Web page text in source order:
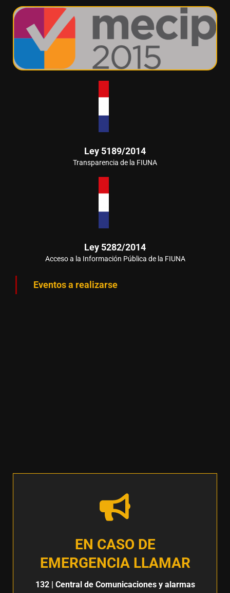
Ley 5189/2014
Transparencia de la FIUNA
Ley 5282/2014
Acceso a la Información Pública de la FIUNA
Eventos a realizarse
EN CASO DE
EMERGENCIA LLAMAR
132| Central de Comunicaciones y alarmas